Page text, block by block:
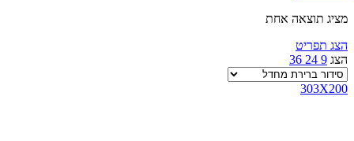
מציג תוצאה אחת
הצג תפריט
הצג 9
24
36
303X200